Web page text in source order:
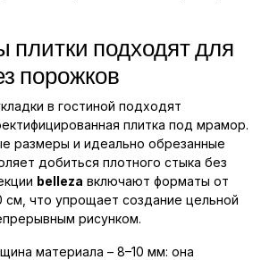
плитки подходят для
порожков
в гостиной подходят
плитка под мрамор.
размеры и идеально обрезанные
добиться плотного стыка без
belleza включают форматы от
см, что упрощает создание цельной
рисунком.
материала – 8–10 мм: она